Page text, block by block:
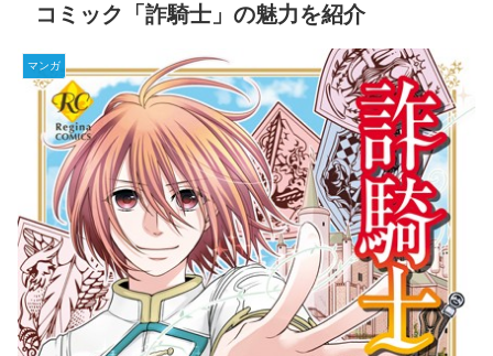
コミック「詐騎士」の魅力を紹介
マンガ